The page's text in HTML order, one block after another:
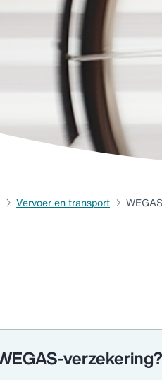
Vervoer en transport
verzekering?